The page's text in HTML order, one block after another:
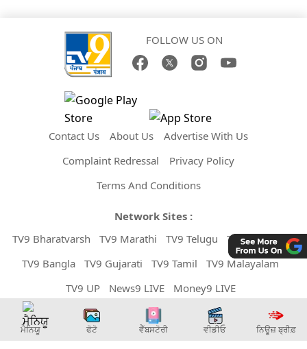
FOLLOW US ON
Contact Us About Us
Advertise With Us
Complaint Redressal
Privacy Policy
Terms And Conditions
Network Sites :
TV9 Bharatvarsh
TV9 Marathi TV9 Telugu
TV9 Kannada
TV9 Bangla
TV9 Gujarati TV9 Tamil
TV9 Malayalam
TV9 UP
News9 LIVE Money9 LIVE
Copyright © 2026 TV9 Punjabi. All Rights Reserved.
ਮੈਨਿਯੂ
ਫੋਟੋ ਵੈੱਬਸਟੋਰੀ ਵੀਡੀਓ ਨਿਊਜ਼ ਬ੍ਰੀਫ਼